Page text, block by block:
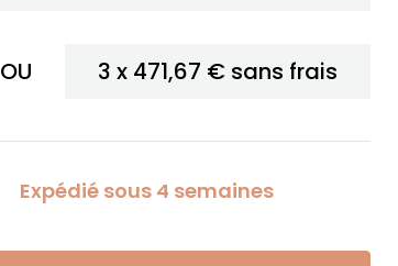
OU 3 x 471,67 € sans frais
Expédié sous 4 semaines